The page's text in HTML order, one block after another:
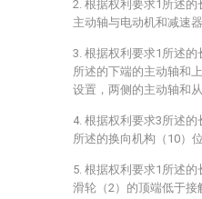
2. 根据权利要求1所述的
主动轴与电动机和减速
3. 根据权利要求1所述的
所述的下端的主动轴和
设置，两侧的主动轴和
4. 根据权利要求3所述的
所述的换向机构（10）
5. 根据权利要求1所述的
滑轮（2）的顶端低于接